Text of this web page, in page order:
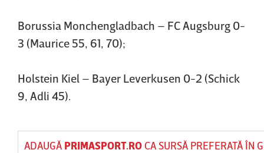
Borussia Monchengladbach – FC Augsburg 0-
3 (Maurice 55, 61, 70);
Holstein Kiel – Bayer Leverkusen 0-2 (Schick
9, Adli 45).
ADAUGĂ PRIMASPORT.ROCA SURSĂ PREFERATĂ ÎN